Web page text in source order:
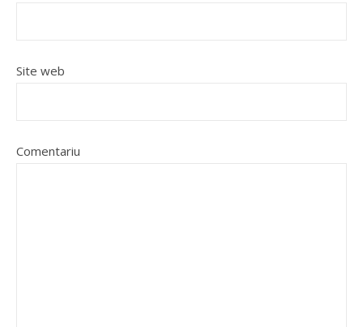
Site web
Comentariu